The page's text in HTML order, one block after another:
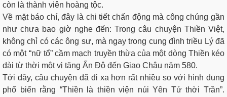
còn là thành viên hoàng tộc.
Về mặt báo chí, đây là chi tiết chấn động mà công chúng gần
như chưa bao giờ nghe đến: Trong câu chuyện Thiền Việt,
không chỉ có các ông sư, mà ngay trong cung đình triều Lý đã
có một “nữ tổ” cầm mạch truyền thừa của một dòng Thiền kéo
dài từ thời một vị tăng Ấn Độ đến Giao Châu năm 580.
Tới đây, câu chuyện đã đi xa hơn rất nhiều so với hình dung
phổ biến rằng “Thiền là thiền viện núi Yên Tử thời Trần”.